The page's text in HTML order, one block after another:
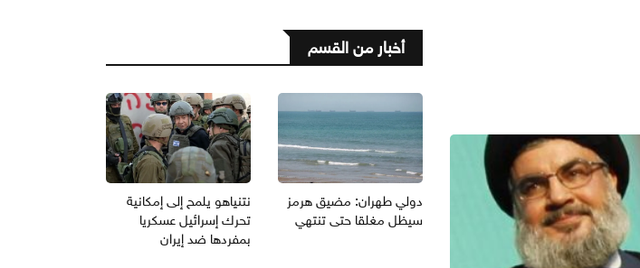
أخبار من القسم
دولي طهران: مضيق هرمز
سيظل مغلقا حتى تنتهي
نتنياهو يلمح إلى إمكانية
تحرك إسرائيل عسكريا
بمفردها ضد إيران